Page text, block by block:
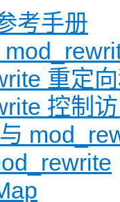
考手册
重定
控制